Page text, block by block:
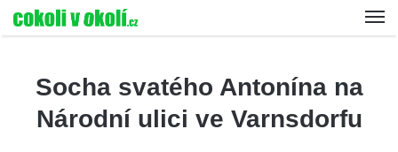
Socha svatého Antonína na
Národní ulici ve Varnsdorfu